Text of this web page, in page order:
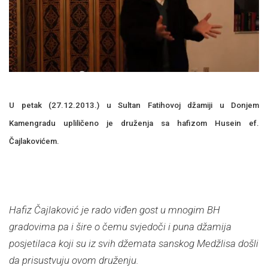
U petak (27.12.2013.) u Sultan Fatihovoj džamiji u Donjem
Kamengradu upliličeno je druženja sa hafizom Husein ef.
Čajlakovićem.
Hafiz Čajlaković je rado viđen gost u mnogim BH
gradovima pa i šire o čemu svjedoči i puna džamija
posjetilaca koji su iz svih džemata sanskog Medžlisa došli
da prisustvuju ovom druženju.